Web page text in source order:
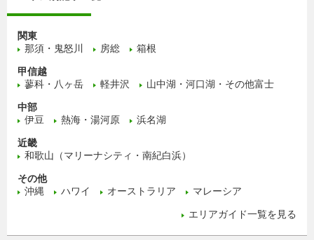
関東
那須・鬼怒川
房総 箱根
甲信越
蓼科・八ヶ岳
軽井沢 山中湖・河口湖・その他富士
中部
伊豆
熱海・湯河原 浜名湖
近畿
和歌山（マリーナシティ・南紀白浜）
その他
沖縄
ハワイ オーストラリア マレーシア
エリアガイド一覧を見る